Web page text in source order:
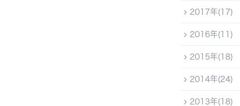
2017年(17)
2016年(11)
2015年(18)
2014年(24)
2013年(18)